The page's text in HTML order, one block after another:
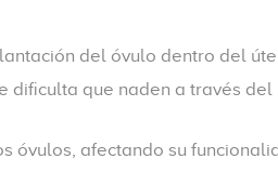
del óvulo dentro del
que naden a través
óvulos, afectando su